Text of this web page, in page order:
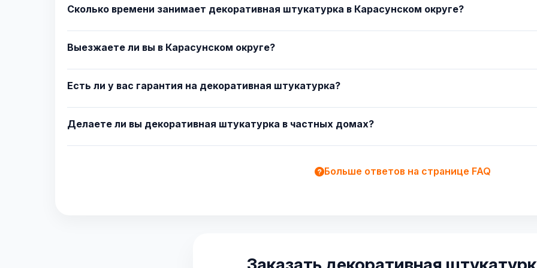
Сколько времени занимает декоративная штукатурка в Карасунском округе?
Выезжаете ли вы в Карасунском округе?
Есть ли у вас гарантия на декоративная штукатурка?
Делаете ли вы декоративная штукатурка в частных домах?
Больше ответов на странице FAQ